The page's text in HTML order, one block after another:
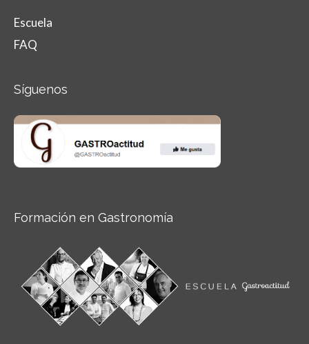
Escuela
FAQ
Síguenos
Formación en Gastronomía